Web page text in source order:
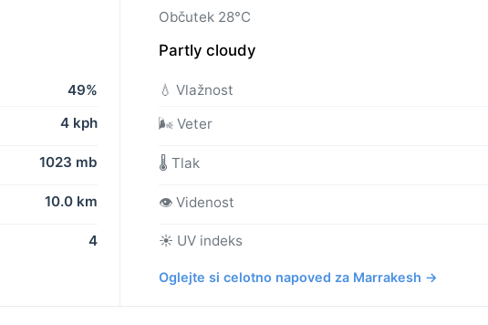
49%
4 kph
1023 mb
10.0 km
4
Občutek 28°C
Partly cloudy
💧 Vlažnost
🌬️ Veter
🌡️ Tlak
👁️ Videnost
☀️ UV indeks
Oglejte si celotno napoved za Marrakesh →